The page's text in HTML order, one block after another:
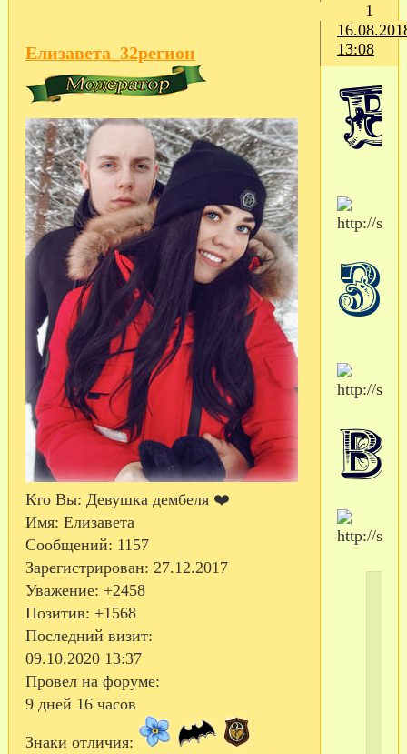
1
13:08
Елизавета_32регион
Кто Вы: Девушка дембеля ❤️
Имя: Елизавета
Сообщений: 1157
Зарегистрирован: 27.12.2017
Уважение: +2458
Позитив: +1568
Последний визит:
09.10.2020 13:37
Провел на форуме:
9 дней 16 часов
Знаки отличия: